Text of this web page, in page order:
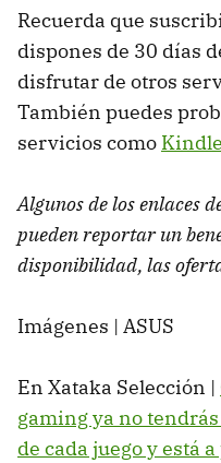
Recuerda que
dispones de 30 días
disfrutar de otros
También puedes
servicios como
Algunos de los enlaces
pueden reportar un
disponibilidad, las
Imágenes | ASUS
En Xataka Selección |
gaming ya no
de cada juego y está